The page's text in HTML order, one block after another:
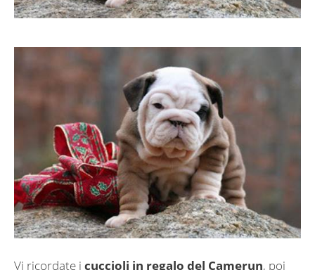
Vi ricordate i cuccioli in regalo del Camerun, poi